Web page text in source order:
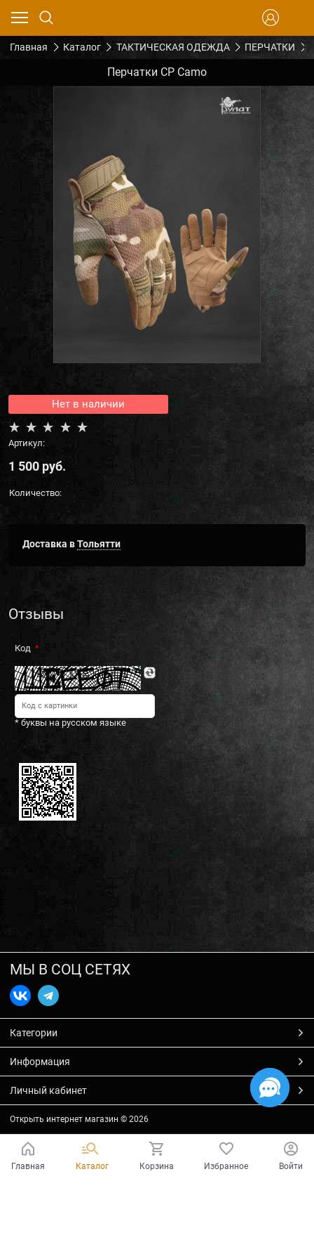
Главная Каталог ТАКТИЧЕСКАЯ ОДЕЖДА ПЕРЧАТКИ
Перчатки CP Camo
Нет в наличии
Артикул:
1 500 руб.
Количество:
Доставка вТольятти
Отзывы
Код
* буквы на русском языке
МЫ В СОЦ СЕТЯХ
Категории
Информация
Личный кабинет
Открыть интернет магазин © 2026
Главная Каталог Корзина Избранное Войти